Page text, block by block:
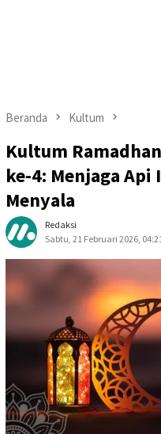
Beranda Kultum
Kultum
ke-4: Menjaga Api
Menyala
Redaksi
Sabtu, 21 Februari 2026,